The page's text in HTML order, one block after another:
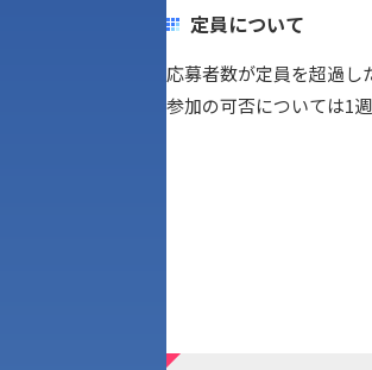
定員について
応募者数が定員を超過し
参加の可否については1